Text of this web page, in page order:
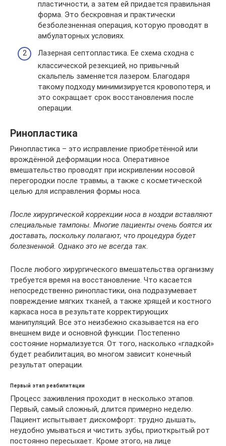
пластичности, а затем ей придается правильная
форма. Это бескровная и практически
безболезненная операция, которую проводят в
амбулаторных условиях.
Лазерная септопластика. Ее схема сходна с
классической резекцией, но привычный
скальпель заменяется лазером. Благодаря
такому подходу минимизируется кровопотеря, и
это сокращает срок восстановления после
операции.
Ринопластика
Ринопластика – это исправление приобретённой или
врождённой деформации носа. Оперативное
вмешательство проводят при искривлении носовой
перегородки после травмы, а также с косметической
целью для исправления формы носа.
После хирургической коррекции носа в ноздри вставляют
специальные тампоны. Многие пациенты очень боятся их
доставать, поскольку полагают, что процедура будет
болезненной. Однако это не всегда так.
После любого хирургического вмешательства организму
требуется время на восстановление. Что касается
непосредственно ринопластики, она подразумевает
повреждение мягких тканей, а также хрящей и костного
каркаса носа в результате корректирующих
манипуляций. Все это неизбежно сказывается на его
внешнем виде и основной функции. Постепенно
состояние нормализуется. От того, насколько «гладкой»
будет реабилитация, во многом зависит конечный
результат операции.
Первый этап реабилитации
Процесс заживления проходит в несколько этапов.
Первый, самый сложный, длится примерно неделю.
Пациент испытывает дискомфорт: трудно дышать,
неудобно умываться и чистить зубы, приоткрытый рот
постоянно пересыхает. Кроме этого, на лице